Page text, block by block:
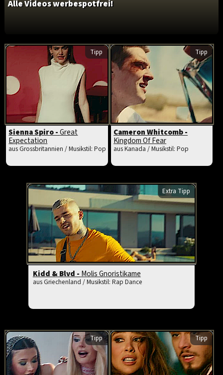
Alle Videos werbespotfrei!
Tipp
Sienna Spiro -Great
Expectation
aus Grossbritannien / Musikstil: Pop
Tipp
Cameron Whitcomb -
Kingdom Of Fear
aus Kanada / Musikstil: Pop
Extra Tipp
Kidd & Blvd - Molis Gnoristikame
aus Griechenland / Musikstil: Rap Dance
Tipp Tipp